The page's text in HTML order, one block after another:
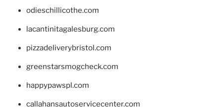
odieschillicothe.com
lacantinitagalesburg.com
pizzadeliverybristol.com
greenstarsmogcheck.com
happypawspl.com
callahansautoservicecenter.com